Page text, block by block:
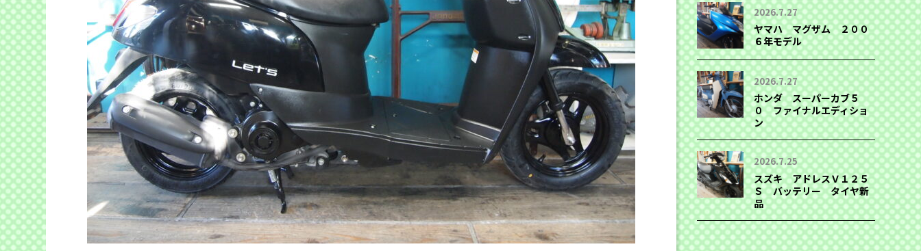
2026.7.27
ヤマハ マグザム ２００
６年モデル
2026.7.27
ホンダ スーパーカブ５
０ ファイナルエディショ
ン
2026.7.25
スズキ アドレスＶ１２５
Ｓ バッテリー タイヤ新
品